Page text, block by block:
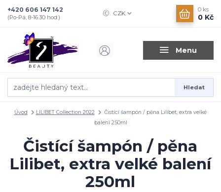
Menu
CZK
Hledat
+420 606 147 142
(Po-Pá, 8-16.30 hod.)
0 ks
0 Kč
Úvod LILIBET Collection 2022
Čistící šampón / pěna Lilibet, extra velké
balení 250ml
Čistící šampón / pěna
Lilibet, extra velké balení
250ml